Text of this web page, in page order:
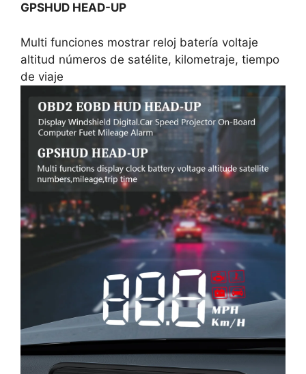
GPSHUD HEAD-UP
Multi funciones mostrar reloj batería voltaje
altitud números de satélite, kilometraje, tiempo
de viaje